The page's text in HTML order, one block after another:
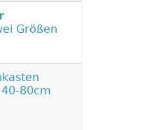
Größen
80cm